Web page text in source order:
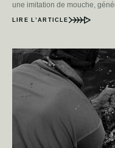
une imitation de mouche,
LIRE L’ARTICLE